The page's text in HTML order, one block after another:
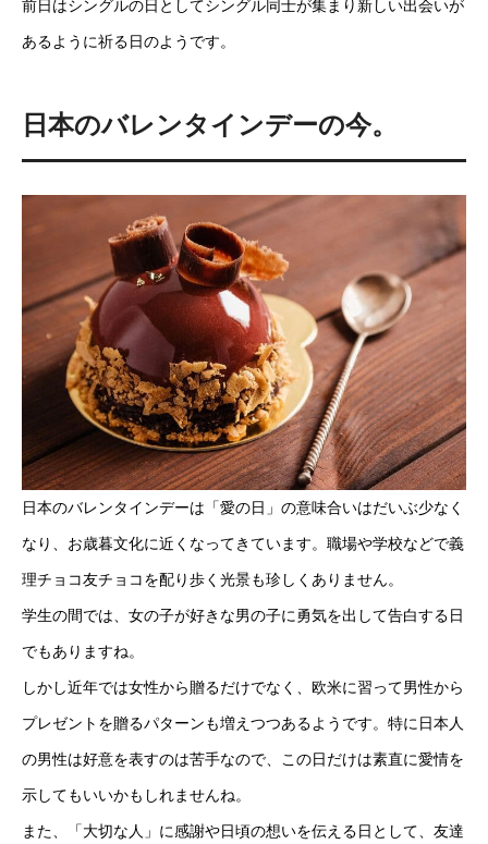
前日はシングルの日としてシングル同士が集まり新しい出会いが
あるように祈る日のようです。
日本のバレンタインデーの今。
日本のバレンタインデーは「愛の日」の意味合いはだいぶ少なく
なり、お歳暮文化に近くなってきています。職場や学校などで義
理チョコ友チョコを配り歩く光景も珍しくありません。
学生の間では、女の子が好きな男の子に勇気を出して告白する日
でもありますね。
しかし近年では女性から贈るだけでなく、欧米に習って男性から
プレゼントを贈るパターンも増えつつあるようです。特に日本人
の男性は好意を表すのは苦手なので、この日だけは素直に愛情を
示してもいいかもしれませんね。
また、「大切な人」に感謝や日頃の想いを伝える日として、友達